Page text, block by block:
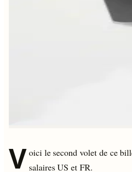
V oici le second volet de ce
salaires US et FR.